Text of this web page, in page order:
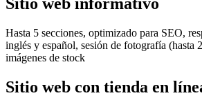
Hasta 5 secciones, optimizado para SEO,
inglés y español, sesión de fotografía (hasta
imágenes de stock
Sitio web con tienda en